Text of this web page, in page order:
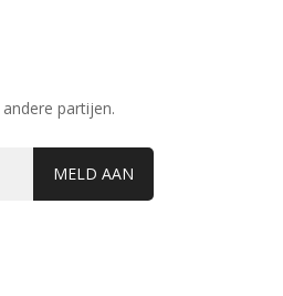
partijen.
MELD AAN